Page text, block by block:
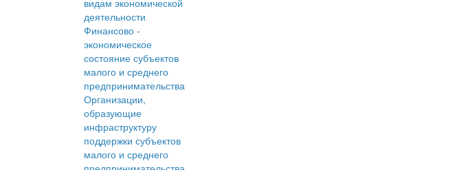
видам экономической
деятельности
Финансово -
экономическое
состояние субъектов
малого и среднего
предпринимательства
Организации,
образующие
инфраструктуру
поддержки субъектов
малого и среднего